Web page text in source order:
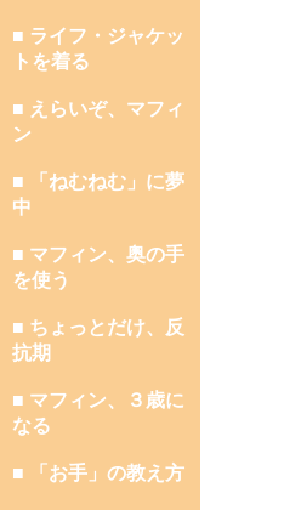
■ ライフ・ジャケッ
トを着る
■ えらいぞ、マフィ
ン
■ 「ねむねむ」に夢
中
■ マフィン、奥の手
を使う
■ ちょっとだけ、反
抗期
■ マフィン、３歳に
なる
■ 「お手」の教え方